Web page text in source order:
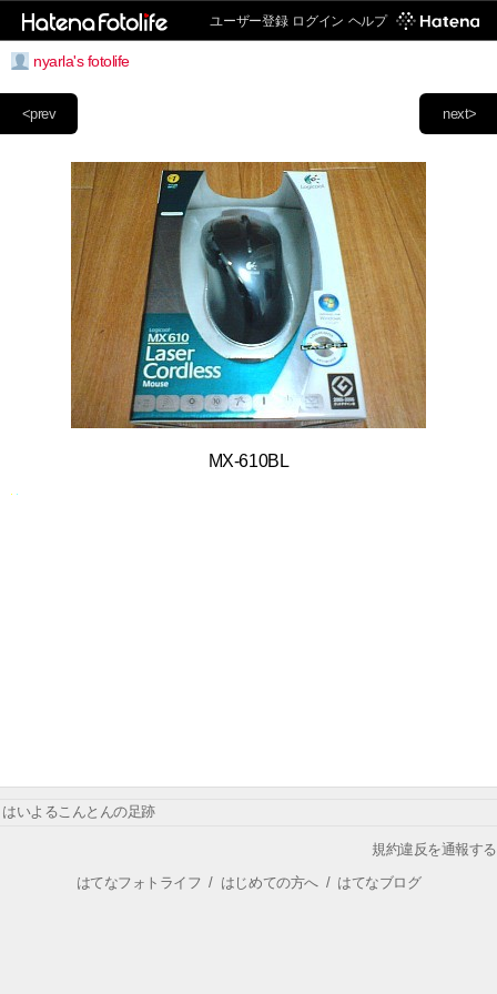
ユーザー登録 ログイン ヘルプ
nyarla's fotolife
next>
<prev
MX-610BL
はいよるこんとんの足跡
規約違反を通報する
はてなフォトライフ / はじめての方へ/ はてなブログ